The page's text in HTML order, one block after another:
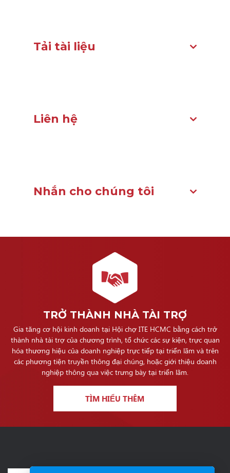
Tải tài liệu
Liên hệ
Nhắn cho chúng tôi
TRỞ THÀNH NHÀ TÀI TRỢ
Gia tăng cơ hội kinh doanh tại Hội chợ ITE HCMC bằng cách trở
thành nhà tài trợ của chương trình, tổ chức các sự kiện, trực quan
hóa thương hiệu của doanh nghiệp trực tiếp tại triển lãm và trên
các phương tiện truyền thông đại chúng, hoặc giới thiệu doanh
nghiệp thông qua việc trưng bày tại triển lãm.
TÌM HIỂU THÊM